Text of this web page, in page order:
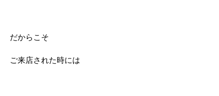
だからこそ
ご来店された時には